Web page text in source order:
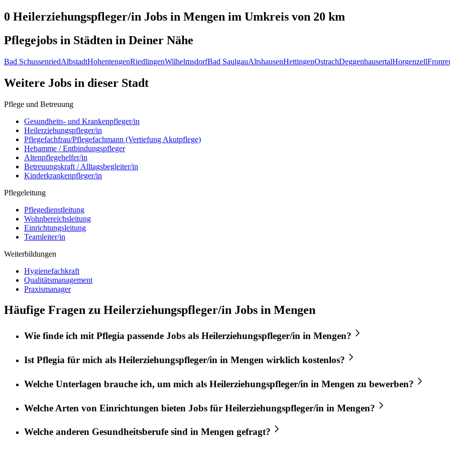
0 Heilerziehungspfleger/in Jobs in Mengen im Umkreis von 20 km
Pflegejobs in Städten in Deiner Nähe
Bad SchussenriedAlbstadtHohentengenRiedlingenWilhelmsdorfBad SaulgauAltshausenHettingenOstrachDeggenhausertalHorgenzell
Weitere Jobs in dieser Stadt
Pflege und Betreuung
Gesundheits- und Krankenpfleger/in
Heilerziehungspfleger/in
Pflegefachfrau/Pflegefachmann (Vertiefung Akutpflege)
Hebamme / Entbindungspfleger
Altenpflegehelfer/in
Betreuungskraft / Alltagsbegleiter/in
Kinderkrankenpfleger/in
Pflegeleitung
Pflegedienstleitung
Wohnbereichsleitung
Einrichtungsleitung
Teamleiter/in
Weiterbildungen
Hygienefachkraft
Qualitätsmanagement
Praxismanager
Häufige Fragen zu Heilerziehungspfleger/in Jobs in Mengen
Wie finde ich mitPflegia passende Jobs als Heilerziehungspfleger/in in Mengen?
Ist Pflegia für mich als Heilerziehungspfleger/in in Mengen wirklich kostenlos?
Welche Unterlagen brauche ich, um mich als Heilerziehungspfleger/in in Mengen zu bewerben?
Welche Arten von Einrichtungen bieten Jobs für Heilerziehungspfleger/in in Mengen?
Welche anderen Gesundheitsberufe sind in Mengen gefragt?